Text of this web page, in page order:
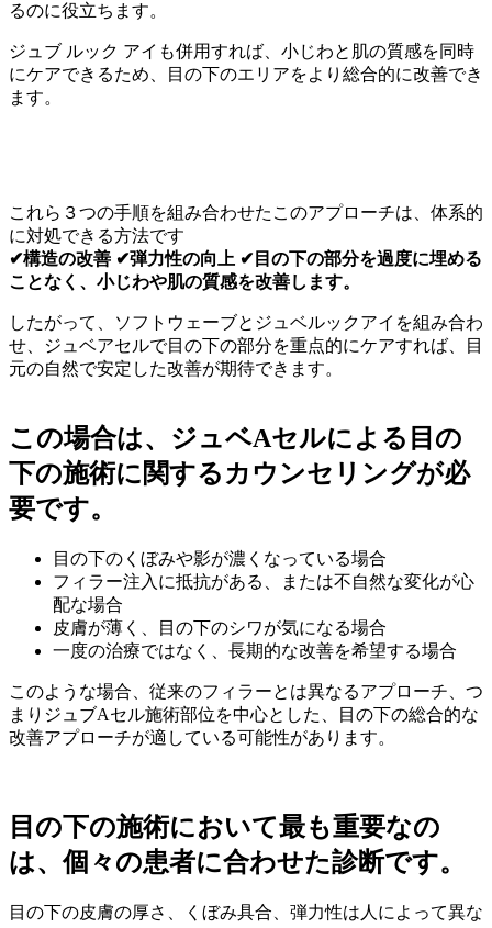
るのに役立ちます。
ジュブ ルック アイも併用すれば、小じわと肌の質感を同時
にケアできるため、目の下のエリアをより総合的に改善でき
ます。
これら３つの手順を組み合わせたこのアプローチは、体系的
に対処できる方法です
✔構造の改善 ✔弾力性の向上 ✔目の下の部分を過度に埋める
ことなく、小じわや肌の質感を改善します。
したがって、ソフトウェーブとジュベルックアイを組み合わ
せ、ジュベアセルで目の下の部分を重点的にケアすれば、目
元の自然で安定した改善が期待できます。
この場合は、ジュベAセルによる目の
下の施術に関するカウンセリングが必
要です。
目の下のくぼみや影が濃くなっている場合
フィラー注入に抵抗がある、または不自然な変化が心
配な場合
皮膚が薄く、目の下のシワが気になる場合
一度の治療ではなく、長期的な改善を希望する場合
このような場合、従来のフィラーとは異なるアプローチ、つ
まりジュブAセル施術部位を中心とした、目の下の総合的な
改善アプローチが適している可能性があります。
目の下の施術において最も重要なの
は、個々の患者に合わせた診断です。
目の下の皮膚の厚さ、くぼみ具合、弾力性は人によって異な